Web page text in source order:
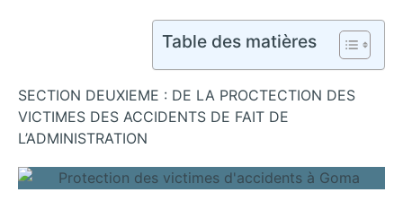
Table des matières
SECTION DEUXIEME : DE LA PROCTECTION DES
VICTIMES DES ACCIDENTS DE FAIT DE
L’ADMINISTRATION